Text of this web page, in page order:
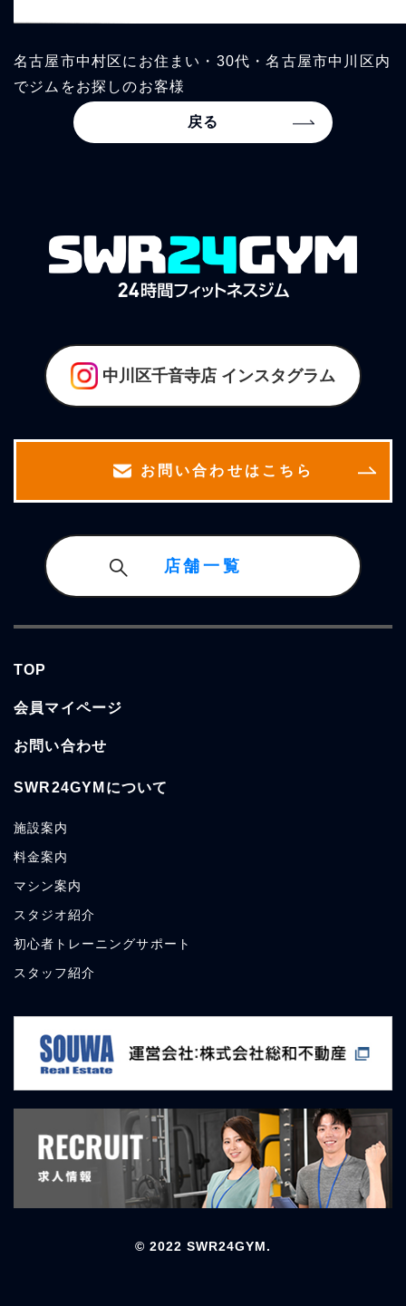
名古屋市中村区にお住まい・30代・名古屋市中川区内
でジムをお探しのお客様
戻る
中川区千音寺店 インスタグラム
お問い合わせはこちら
店舗一覧
TOP
会員マイページ
お問い合わせ
SWR24GYMについて
施設案内
料金案内
マシン案内
スタジオ紹介
初心者トレーニングサポート
スタッフ紹介
© 2022 SWR24GYM.